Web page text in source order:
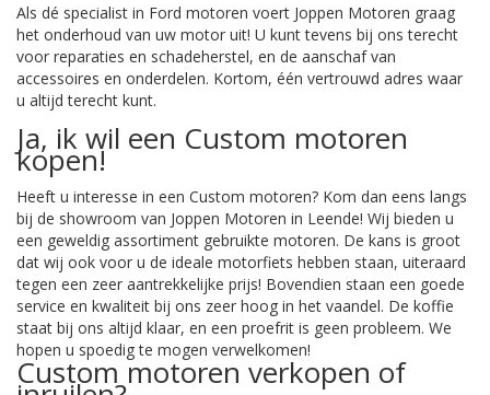
Als dé specialist in Ford motoren voert Joppen Motoren graag
het onderhoud van uw motor uit! U kunt tevens bij ons terecht
voor reparaties en schadeherstel, en de aanschaf van
accessoires en onderdelen. Kortom, één vertrouwd adres waar
u altijd terecht kunt.
Ja, ik wil een Custom motoren
kopen!
Heeft u interesse in een Custom motoren? Kom dan eens langs
bij de showroom van Joppen Motoren in Leende! Wij bieden u
een geweldig assortiment gebruikte motoren. De kans is groot
dat wij ook voor u de ideale motorfiets hebben staan, uiteraard
tegen een zeer aantrekkelijke prijs! Bovendien staan een goede
service en kwaliteit bij ons zeer hoog in het vaandel. De koffie
staat bij ons altijd klaar, en een proefrit is geen probleem. We
hopen u spoedig te mogen verwelkomen!
Custom motoren verkopen of